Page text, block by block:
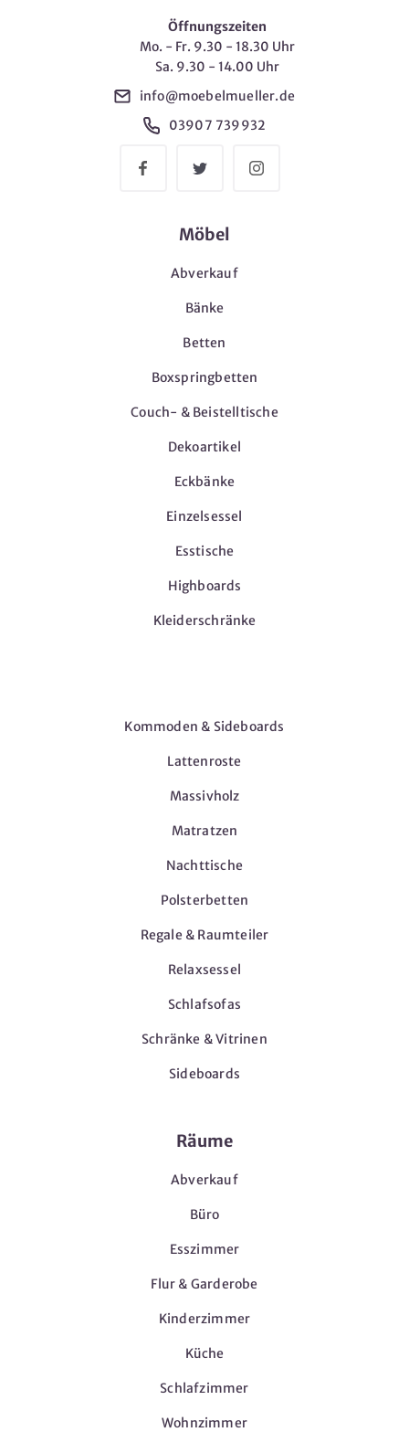
Öffnungszeiten
Mo. - Fr. 9.30 - 18.30 Uhr
Sa. 9.30 - 14.00 Uhr
info@moebelmueller.de
03907 739932
Möbel
Abverkauf
Bänke
Betten
Boxspringbetten
Couch- & Beistelltische
Dekoartikel
Eckbänke
Einzelsessel
Esstische
Highboards
Kleiderschränke
Kommoden & Sideboards
Lattenroste
Massivholz
Matratzen
Nachttische
Polsterbetten
Regale & Raumteiler
Relaxsessel
Schlafsofas
Schränke & Vitrinen
Sideboards
Räume
Abverkauf
Büro
Esszimmer
Flur & Garderobe
Kinderzimmer
Küche
Schlafzimmer
Wohnzimmer